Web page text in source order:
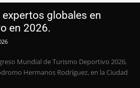
globales en
en 2026.
Mundial de Turismo Deportivo 2026,
Hermanos Rodríguez, en la Ciudad